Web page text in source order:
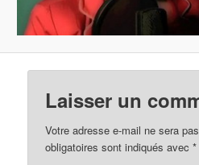
Laisser un
Votre adresse e-mail ne sera
obligatoires sont indiqués avec*